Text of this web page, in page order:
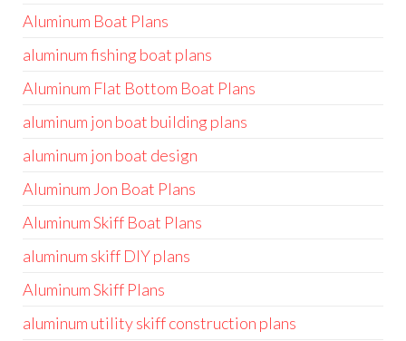
Aluminum Boat Plans
aluminum fishing boat plans
Aluminum Flat Bottom Boat Plans
aluminum jon boat building plans
aluminum jon boat design
Aluminum Jon Boat Plans
Aluminum Skiff Boat Plans
aluminum skiff DIY plans
Aluminum Skiff Plans
aluminum utility skiff construction plans